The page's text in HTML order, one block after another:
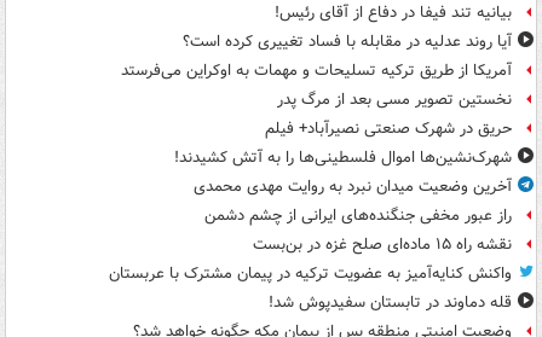
بیانیه تند فیفا در دفاع از آقای رئیس!
آیا روند عدلیه در مقابله با فساد تغییری کرده است؟
آمریکا از طریق ترکیه تسلیحات و مهمات به اوکراین می‌فرستد
نخستین تصویر مسی بعد از مرگ پدر
حریق در شهرک صنعتی نصیرآباد+ فیلم
شهرک‌نشین‌ها اموال فلسطینی‌ها را به آتش کشیدند!
آخرین وضعیت میدان نبرد به روایت مهدی محمدی
راز عبور مخفی جنگنده‌های ایرانی از چشم دشمن
نقشه راه ۱۵ ماده‌ای صلح غزه در بن‌بست
واکنش کنایه‌آمیز به عضویت ترکیه در پیمان مشترک با عربستان
قله دماوند در تابستان سفیدپوش شد!
وضعیت امنیتی منطقه پس از پیمان مکه چگونه خواهد شد؟